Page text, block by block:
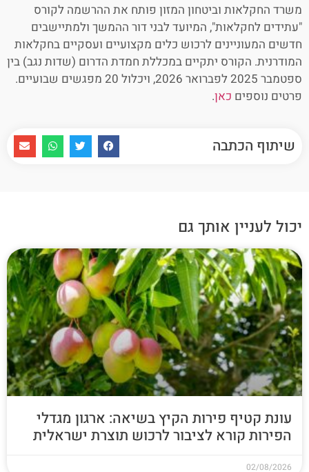
משרד החקלאות וביטחון המזון פותח את ההרשמה לקורס
"עתידים לחקלאות", המיועד לבני דור ההמשך ולמתיישבים
חדשים המעוניינים לרכוש כלים מקצועיים ועסקיים בחקלאות
המודרנית. הקורס יתקיים במכללת חמדת הדרום (שדות נגב) בין
ספטמבר 2025 לפברואר 2026, ויכלול 20 מפגשים שבועיים.
פרטים נוספים כאן.
שיתוף הכתבה
יכול לעניין אותך גם
עונת קטיף פירות הקיץ בשיאה: ארגון מגדלי
הפירות קורא לציבור לרכוש תוצרת ישראלית
02/08/2026